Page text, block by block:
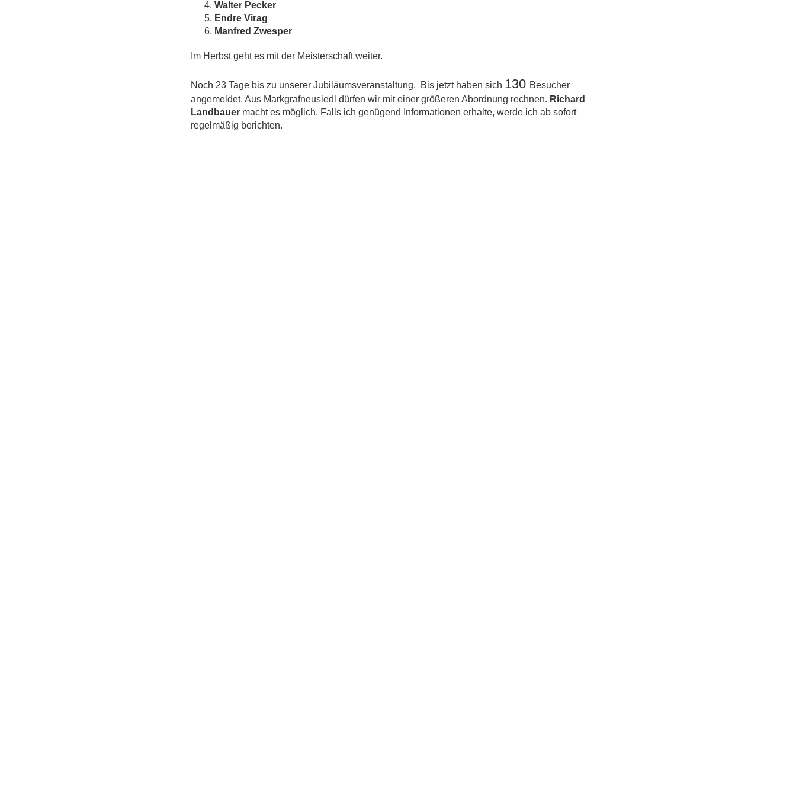
Walter Pecker
Endre Virag
Manfred Zwesper
Im Herbst geht es mit der Meisterschaft weiter.
Noch 23 Tage bis zu unserer Jubiläumsveranstaltung. Bis jetzt haben sich 130 Besucher
angemeldet. Aus Markgrafneusiedl dürfen wir mit einer größeren Abordnung rechnen. Richard
Landbauer macht es möglich. Falls ich genügend Informationen erhalte, werde ich ab sofort
regelmäßig berichten.